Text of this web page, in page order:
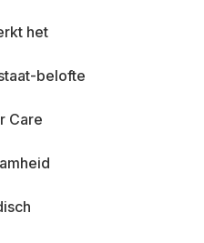
het
belofte
Care